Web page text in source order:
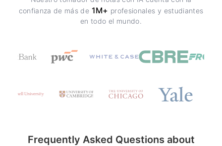
confianza de más de 1M+ profesionales y estudiantes
en todo el mundo.
Frequently Asked Questions about